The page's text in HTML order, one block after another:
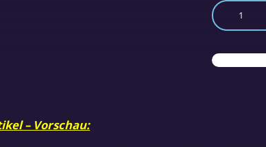
Die
Theorie
Energie-
Phasen-
– Vorschau: